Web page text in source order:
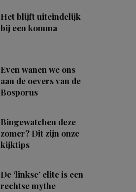
Het blijft uiteindelijk
bij een komma
Even wanen we ons
aan de oevers van de
Bosporus
Bingewatchen deze
zomer? Dit zijn onze
kijktips
De ‘linkse’ elite is een
rechtse mythe